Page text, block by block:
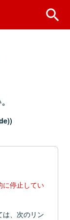
に停止してい
は、次のリン